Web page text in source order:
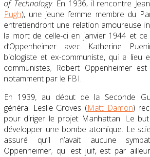
of Technology. En 1936, il rencontre
Pugh), une jeune femme membre du
entretiendront une relation amoureuse
la mort de celle-ci en janvier 1944 et ce
d’Oppenheimer avec Katherine
biologiste et ex-communiste, qui a lieu
communistes, Robert Oppenheimer
notamment par le FBI.
En 1939, au début de la Seconde
général Leslie Groves (Matt Damon)
pour diriger le projet Manhattan. Le
développer une bombe atomique. Le
assuré qu’il n’avait aucune
Oppenheimer, qui est juif, est par